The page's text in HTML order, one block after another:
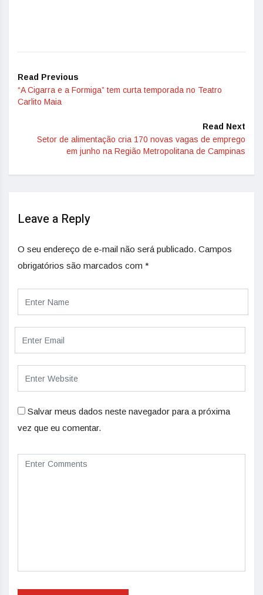
Read Previous
“A Cigarra e a Formiga” tem curta temporada no Teatro
Carlito Maia
Read Next
Setor de alimentação cria 170 novas vagas de emprego
em junho na Região Metropolitana de Campinas
Leave a Reply
O seu endereço de e-mail não será publicado. Campos
obrigatórios são marcados com *
Salvar meus dados neste navegador para a próxima
vez que eu comentar.